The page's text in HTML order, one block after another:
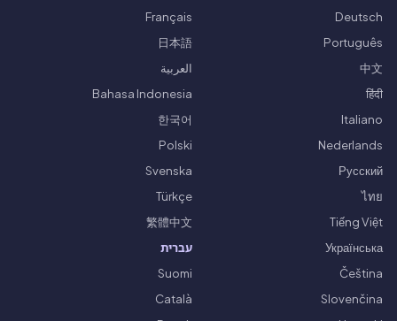
Deutsch
Français
Português
日本語
中文
العربية
हिंदी
Bahasa Indonesia
Italiano
한국어
Nederlands
Polski
Русский
Svenska
ไทย
Türkçe
Tiếng Việt
繁體中文
Українська
עברית
Čeština
Suomi
Slovenčina
Català